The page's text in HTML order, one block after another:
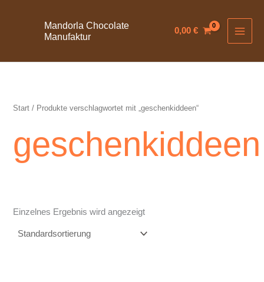
Mandorla Chocolate
Manufaktur
0,00 €
Start / Produkte verschlagwortet mit „geschenkiddeen“
geschenkiddeen
Einzelnes Ergebnis wird angezeigt